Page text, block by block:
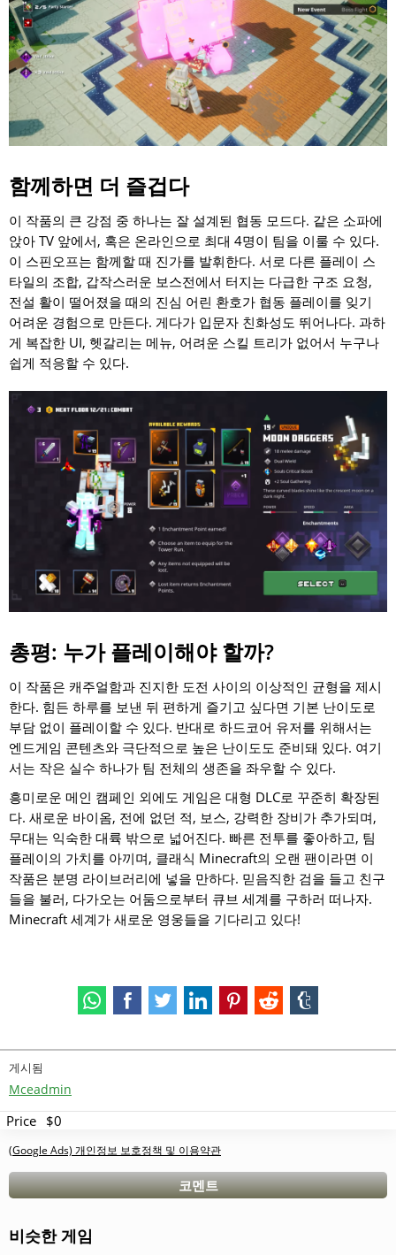
함께하면 더 즐겁다
이 작품의 큰 강점 중 하나는 잘 설계된 협동 모드다. 같은 소파에
앉아 TV 앞에서, 혹은 온라인으로 최대 4명이 팀을 이룰 수 있다.
이 스핀오프는 함께할 때 진가를 발휘한다. 서로 다른 플레이 스
타일의 조합, 갑작스러운 보스전에서 터지는 다급한 구조 요청,
전설 활이 떨어졌을 때의 진심 어린 환호가 협동 플레이를 잊기
어려운 경험으로 만든다. 게다가 입문자 친화성도 뛰어나다. 과하
게 복잡한 UI, 헷갈리는 메뉴, 어려운 스킬 트리가 없어서 누구나
쉽게 적응할 수 있다.
총평: 누가 플레이해야 할까?
이 작품은 캐주얼함과 진지한 도전 사이의 이상적인 균형을 제시
한다. 힘든 하루를 보낸 뒤 편하게 즐기고 싶다면 기본 난이도로
부담 없이 플레이할 수 있다. 반대로 하드코어 유저를 위해서는
엔드게임 콘텐츠와 극단적으로 높은 난이도도 준비돼 있다. 여기
서는 작은 실수 하나가 팀 전체의 생존을 좌우할 수 있다.
흥미로운 메인 캠페인 외에도 게임은 대형 DLC로 꾸준히 확장된
다. 새로운 바이옴, 전에 없던 적, 보스, 강력한 장비가 추가되며,
무대는 익숙한 대륙 밖으로 넓어진다. 빠른 전투를 좋아하고, 팀
플레이의 가치를 아끼며, 클래식 Minecraft의 오랜 팬이라면 이
작품은 분명 라이브러리에 넣을 만하다. 믿음직한 검을 들고 친구
들을 불러, 다가오는 어둠으로부터 큐브 세계를 구하러 떠나자.
Minecraft 세계가 새로운 영웅들을 기다리고 있다!
게시됨
Mceadmin
Price $0
(Google Ads) 개인정보 보호정책 및 이용약관
코멘트
비슷한 게임